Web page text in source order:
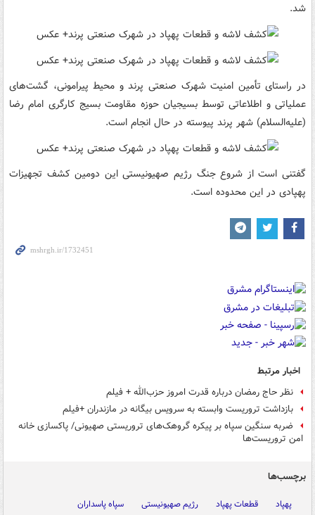
شد.
در راستای تأمین امنیت شهرک صنعتی پرند و محیط پیرامونی، گشت‌های
عملیاتی و اطلاعاتی توسط بسیجیان حوزه مقاومت بسیج کارگری امام رضا
(علیه‌السلام) شهر پرند پیوسته در حال انجام است.
گفتنی است از شروع جنگ رژیم صهیونیستی این دومین کشف تجهیزات
پهپادی در این محدوده است.
اخبار مرتبط
نظر حاج رمضان درباره قدرت امروز حزب‌الله + فیلم
بازداشت تروریست وابسته به سرویس بیگانه در مازندران +فیلم
ضربه سنگین سپاه بر پیکره گروهک‌های تروریستی صهیونی/ پاکسازی خانه
امن تروریست‌ها ‌
برچسب‌ها
پهپاد قطعات پهپاد رژیم صهیونیستی
سپاه پاسداران